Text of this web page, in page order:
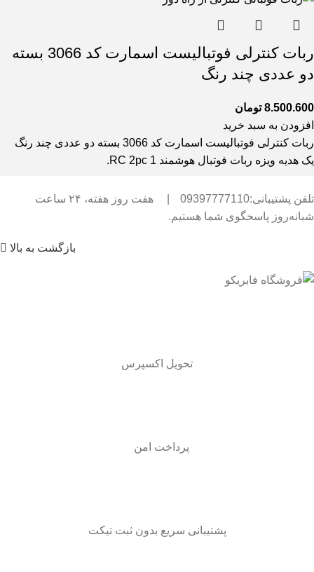
ربات کنترلی فوتبالیست اسمارت کد 3066 بسته
دو عددی چند رنگ
8.500.600 تومان
افزودن به سبد خرید
ربات کنترلی فوتبالیست اسمارت کد 3066 بسته دو عددی چند رنگ
یک هدیه ویزه ربات فوتبال هوشمند RC 2pc 1.
تلفن پشتیبانی:09397777110
هفت روز هفته، ۲۴ ساعت
شبانه‌روز پاسخگوی شما هستیم.
بازگشت به بالا
تحویل اکسپرس
پرداخت امن
پشتیبانی سریع بدون ثبت تیکت